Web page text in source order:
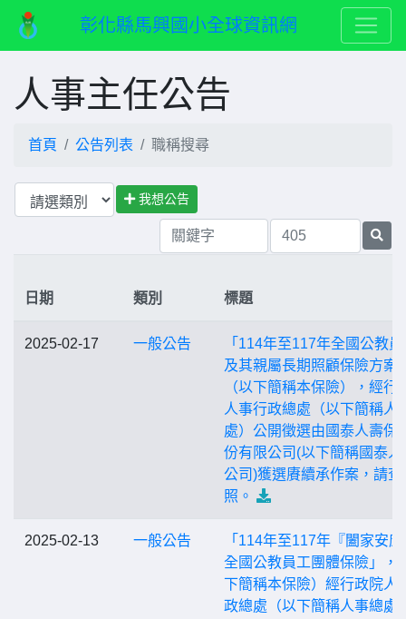
彰化縣馬興國小全球資訊網
人事主任公告
首頁 公告列表 職稱搜尋
我想公告
日期 類別 標題
2025-02-17 一般公告
「114年至117年全國公教
及其親屬長期照顧保險方案
（以下簡稱本保險），經行
人事行政總處（以下簡稱人
處）公開徵選由國泰人壽保
份有限公司(以下簡稱國泰人
公司)獲選賡續承作案，請查
照。
2025-02-13 一般公告
「114年至117年『闔家安
全國公教員工團體保險」，
下簡稱本保險）經行政院人
政總處（以下簡稱人事總處